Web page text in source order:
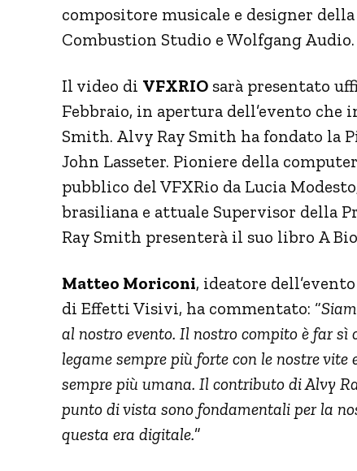
compositore musicale e designer
Combustion Studio e Wolfgang Audio.
Il video di VFXRIO sarà presentato
Febbraio, in apertura dell’evento che
Smith. Alvy Ray Smith ha fondato la
John Lasseter. Pioniere della
pubblico del VFXRio da Lucia
brasiliana e attuale Supervisor della
Ray Smith presenterà il suo libro A
Matteo Moriconi, ideatore
di Effetti Visivi, ha commentato: “
al nostro evento. Il nostro compito è far sì
legame sempre più forte con le nostre
sempre più umana. Il contributo di Alvy
punto di vista sono fondamentali per la
questa era digitale.”